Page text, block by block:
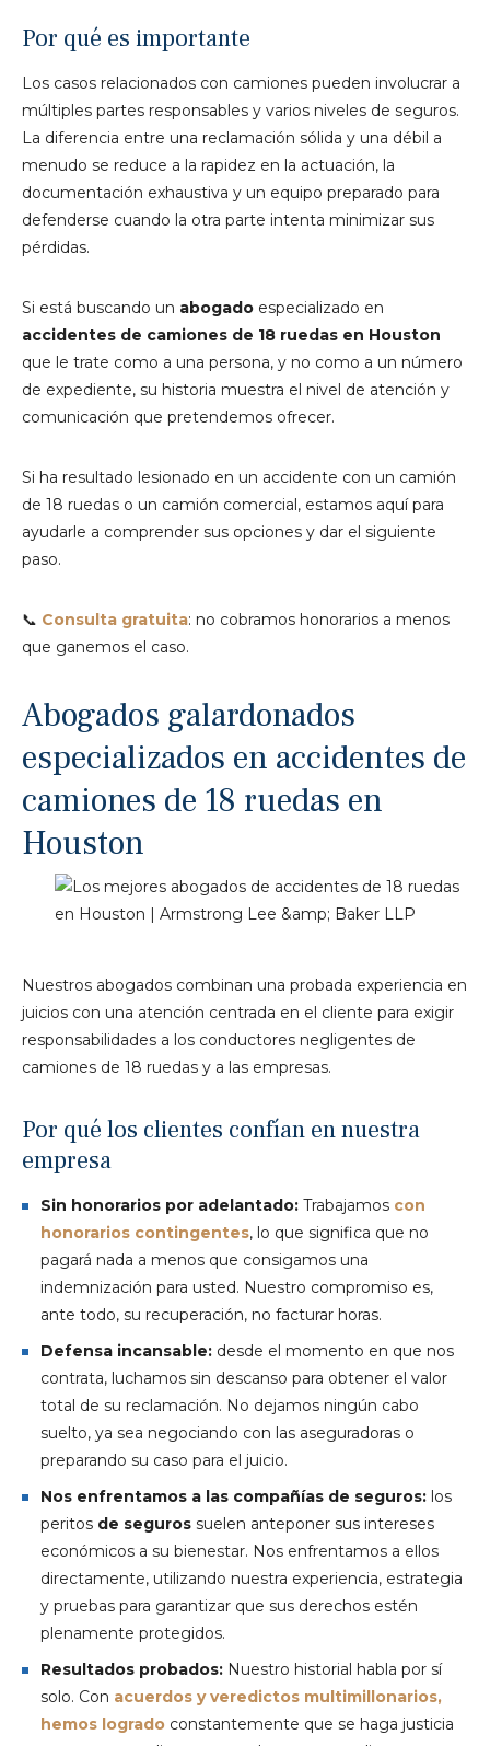
Por qué es importante
Los casos relacionados con camiones pueden involucrar a
múltiples partes responsables y varios niveles de seguros.
La diferencia entre una reclamación sólida y una débil a
menudo se reduce a la rapidez en la actuación, la
documentación exhaustiva y un equipo preparado para
defenderse cuando la otra parte intenta minimizar sus
pérdidas.
Si está buscando un abogado especializado en
accidentes de camiones de 18 ruedas en Houston
que le trate como a una persona, y no como a un número
de expediente, su historia muestra el nivel de atención y
comunicación que pretendemos ofrecer.
Si ha resultado lesionado en un accidente con un camión
de 18 ruedas o un camión comercial, estamos aquí para
ayudarle a comprender sus opciones y dar el siguiente
paso.
📞 Consulta gratuita: no cobramos honorarios a menos
que ganemos el caso.
Abogados galardonados
especializados en accidentes de
camiones de 18 ruedas en
Houston
Nuestros abogados combinan una probada experiencia en
juicios con una atención centrada en el cliente para exigir
responsabilidades a los conductores negligentes de
camiones de 18 ruedas y a las empresas.
Por qué los clientes confían en nuestra
empresa
Sin honorarios por adelantado: Trabajamos con
honorarios contingentes, lo que significa que no
pagará nada a menos que consigamos una
indemnización para usted. Nuestro compromiso es,
ante todo, su recuperación, no facturar horas.
Defensa incansable: desde el momento en que nos
contrata, luchamos sin descanso para obtener el valor
total de su reclamación. No dejamos ningún cabo
suelto, ya sea negociando con las aseguradoras o
preparando su caso para el juicio.
Nos enfrentamos a las compañías de seguros: los
peritos de seguros suelen anteponer sus intereses
económicos a su bienestar. Nos enfrentamos a ellos
directamente, utilizando nuestra experiencia, estrategia
y pruebas para garantizar que sus derechos estén
plenamente protegidos.
Resultados probados: Nuestro historial habla por sí
solo. Con acuerdos y veredictos multimillonarios,
hemos logrado constantemente que se haga justicia